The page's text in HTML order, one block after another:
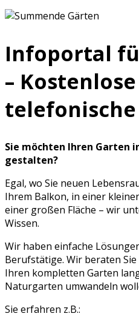
Infoportal
– Kostenlose
Sie möchten Ihren Garten
gestalten?
Egal, wo Sie neuen
Ihrem Balkon, in einer
einer großen Fläche – wir
Wissen.
Wir haben einfache
Berufstätige. Wir beraten
Ihren kompletten Garten
Naturgarten umwandeln
Sie erfahren z.B.: